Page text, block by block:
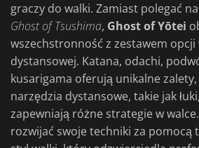
graczy do walki. Zamiast polegać
Ghost of Tsushima, Ghost of Yōtei
wszechstronność z zestawem opcji
dystansowej. Katana, odachi,
kusarigama oferują unikalne
narzędzia dystansowe, takie jak
zapewniają różne strategie w
rozwijać swoje techniki za pomocą